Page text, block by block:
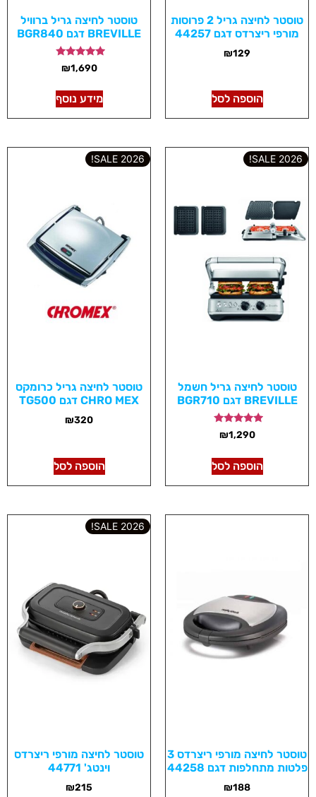
טוסטר לחיצה גריל 2 פרוסות
מורפי ריצרדס דגם 44257
₪129
הוספה לסל
טוסטר לחיצה גריל ברוויל
BREVILLE דגם BGR840
דורג
5.00
₪1,690
מידע נוסף
2026 SALE!
טוסטר לחיצה גריל חשמל
BREVILLE דגם BGR710
דורג
5.00
₪1,290
הוספה לסל
2026 SALE!
טוסטר לחיצה גריל כרומקס
CHRO MEX דגם TG500
₪320
הוספה לסל
טוסטר לחיצה מורפי ריצרדס 3
פלטות מתחלפות דגם 44258
₪188
2026 SALE!
טוסטר לחיצה מורפי ריצרדס
וינטג' 44771
₪215